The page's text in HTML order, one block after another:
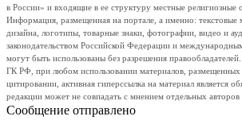
в России» и входящие в ее структуру местные религиозные
Информация, размещенная на портале, а именно: текстовые
дизайна, логотипы, товарные знаки, фотографии, видео и
законодательством Российской Федерации и
могут быть использованы без разрешения
ГК РФ, при любом использовании материалов, размещенных
цитировании, активная гиперссылка на материал является
редакции может не совпадать с мнением отдельных авторов
Сообщение отправлено